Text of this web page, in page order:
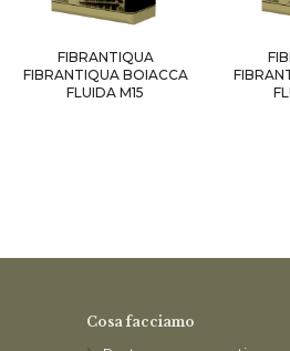
FIBRANTIQUA
FIBRANTIQUA BOIACCA
FLUIDA M15
Cosa facciamo